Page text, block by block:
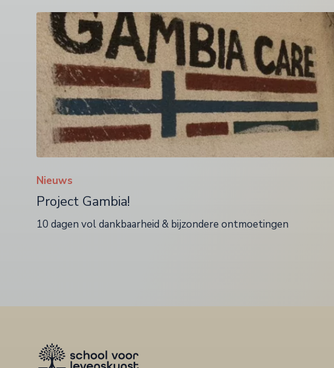
Nieuws
Project Gambia!
10 dagen vol dankbaarheid & bijzondere ontmoetingen